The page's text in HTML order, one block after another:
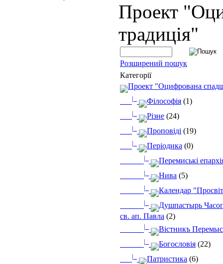
Проект
традиція"
Розширений пошук
Категорії
Проект "Оцифрована
|_ Філософія (1)
|_ Різне (24)
|_ Проповіді (19)
|_ Періодика (0)
|_ Перемиські
|_ Нива (5)
|_ Календар
|_
Душпастырь
св. ап. Павла (2)
|_ Вістникъ
|_ Богословія (22)
|_ Патристика (6)